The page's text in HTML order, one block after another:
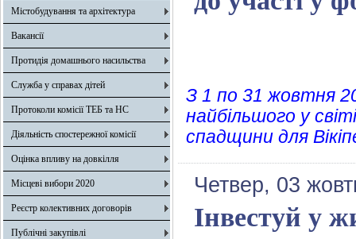
Містобудування та архітектура
Вакансії
Протидія домашнього насильства
Служба у справах дітей
Протоколи комісії ТЕБ та НС
Діяльність спостережної комісії
Оцінка впливу на довкілля
Місцеві вибори 2020
Реєстр колективних договорів
Публічні закупівлі
З 1 по 31 жовтня
найбільшого у
спадщини для
Четвер, 03
Інвестуй у